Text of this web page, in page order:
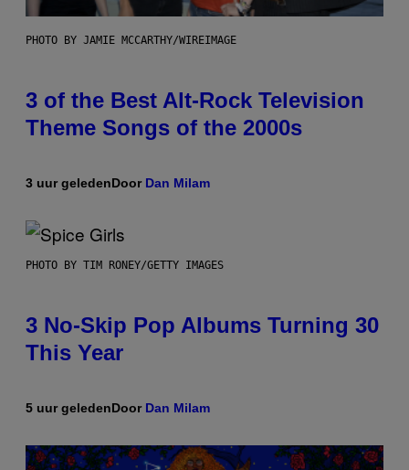
PHOTO BY JAMIE MCCARTHY/WIREIMAGE
3 of the Best Alt-Rock Television
Theme Songs of the 2000s
3 uur geledenDoor Dan Milam
PHOTO BY TIM RONEY/GETTY IMAGES
3 No-Skip Pop Albums Turning 30
This Year
5 uur geledenDoor Dan Milam